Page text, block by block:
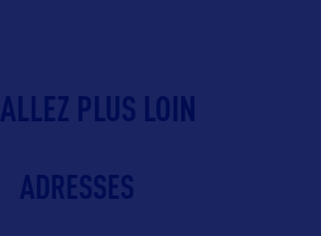
ALLEZ PLUS LOIN
ADRESSES